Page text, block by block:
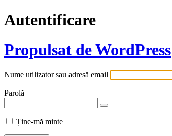
Autentificare
Propulsat de WordPress
Nume utilizator sau adresă email
Parolă
Ține-mă minte